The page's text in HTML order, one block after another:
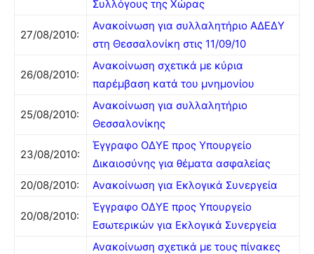
Συλλόγους της Χώρας
27/08/2010:
Ανακοίνωση για συλλαλητήριο ΑΔΕΔΥ
στη Θεσσαλονίκη στις 11/09/10
26/08/2010:
Ανακοίνωση σχετικά με κύρια
παρέμβαση κατά του μνημονίου
25/08/2010:
Ανακοίνωση για συλλαλητήριο
Θεσσαλονίκης
23/08/2010:
Έγγραφο ΟΔΥΕ προς Υπουργείο
Δικαιοσύνης για θέματα ασφαλείας
20/08/2010:
Ανακοίνωση για Εκλογικά Συνεργεία
20/08/2010:
Έγγραφο ΟΔΥΕ προς Υπουργείο
Εσωτερικών για Εκλογικά Συνεργεία
Ανακοίνωση σχετικά με τους πίνακες